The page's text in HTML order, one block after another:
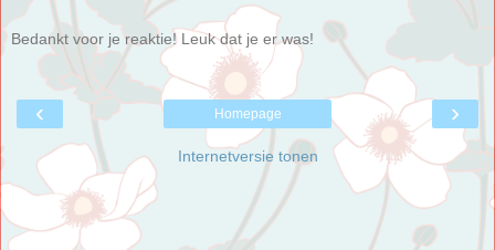
Bedankt voor je reaktie! Leuk dat je er was!
‹ ›
Homepage
Internetversie tonen